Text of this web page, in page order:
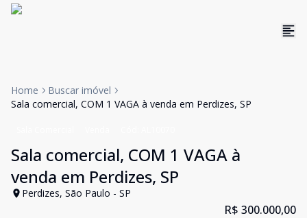
Home
Buscar imóvel
Sala comercial, COM 1 VAGA à venda em Perdizes, SP
Sala comercial, COM 1 VAGA à
venda em Perdizes, SP
Perdizes, São Paulo - SP
R$ 300.000,00